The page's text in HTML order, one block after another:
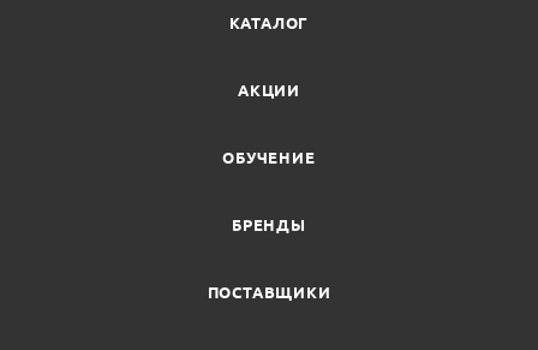
КАТАЛОГ
АКЦИИ
ОБУЧЕНИЕ
БРЕНДЫ
ПОСТАВЩИКИ